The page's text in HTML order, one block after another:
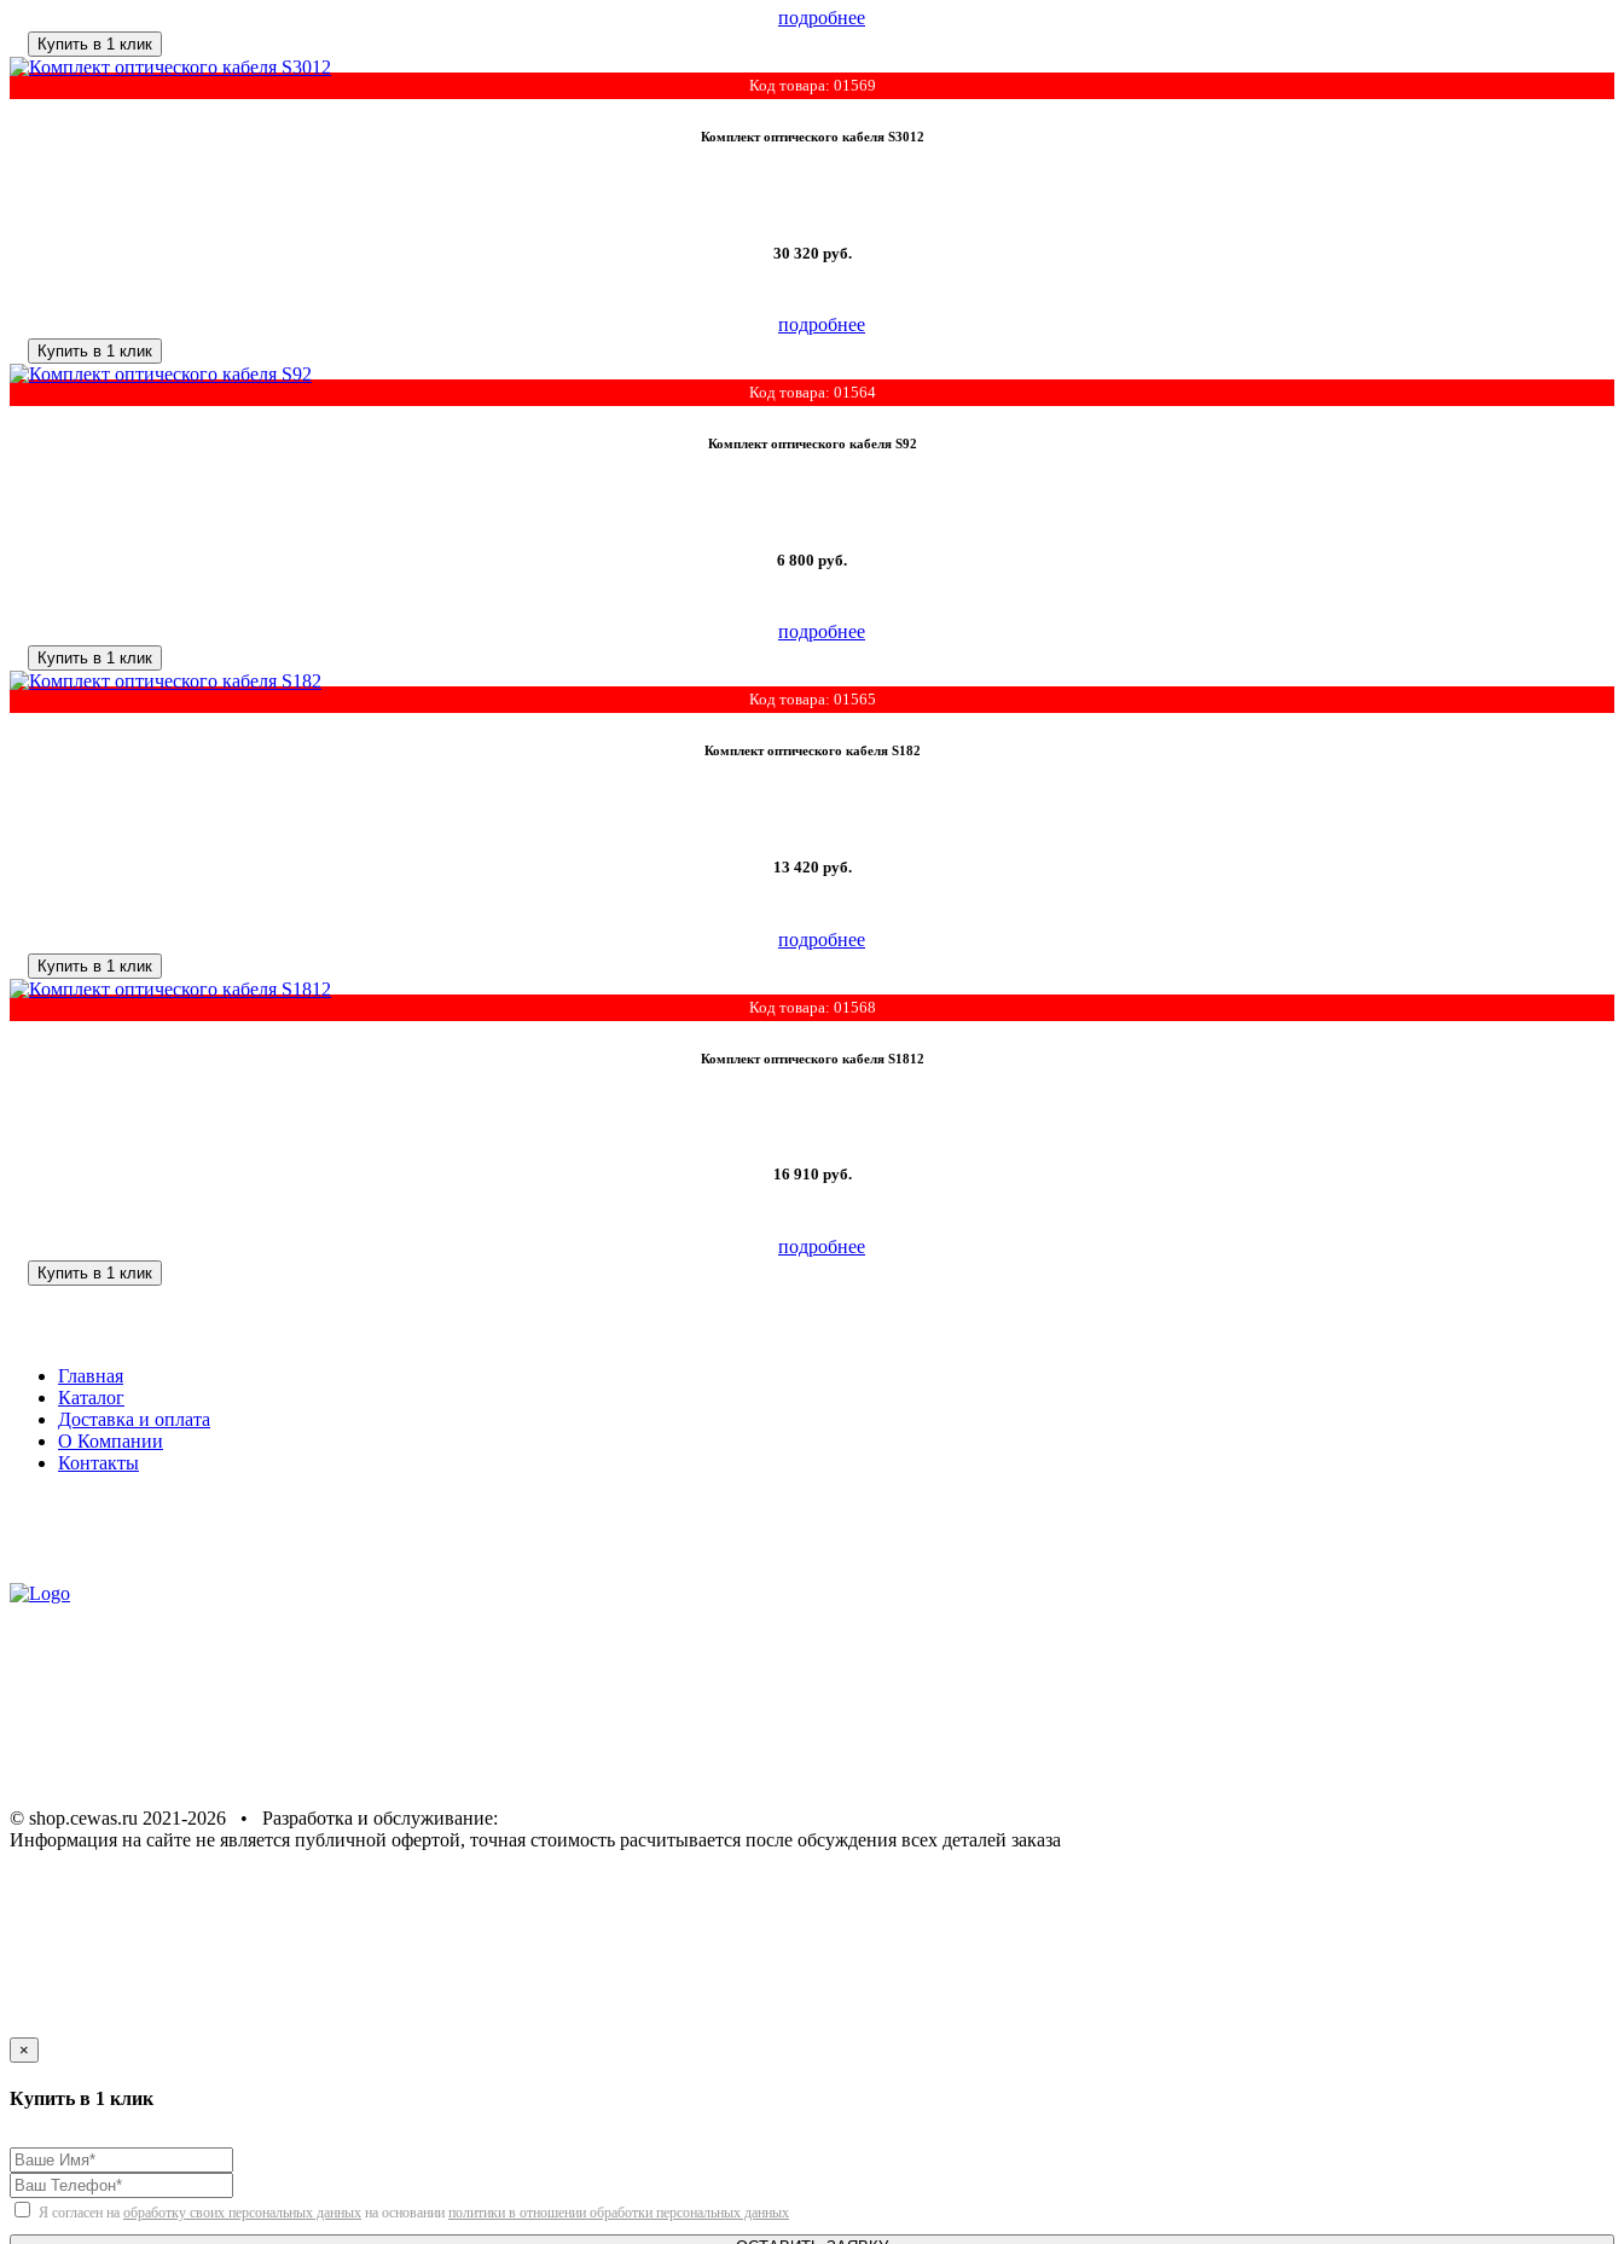
подробнее
Купить в 1 клик
Код товара: 01569
Комплект оптического кабеля S3012
30 320 руб.
подробнее
Купить в 1 клик
Код товара: 01564
Комплект оптического кабеля S92
6 800 руб.
подробнее
Купить в 1 клик
Код товара: 01565
Комплект оптического кабеля S182
13 420 руб.
подробнее
Купить в 1 клик
Код товара: 01568
Комплект оптического кабеля S1812
16 910 руб.
подробнее
Купить в 1 клик
Главная
Каталог
Доставка и оплата
О Компании
Контакты
© shop.cewas.ru 2021-2026 • Разработка и обслуживание:
Информация на сайте не является публичной офертой, точная стоимость расчитывается после обсуждения всех деталей заказа
×
Купить в 1 клик
Я согласен на обработку своих персональных данных на основании политики в отношении обработки персональных данных